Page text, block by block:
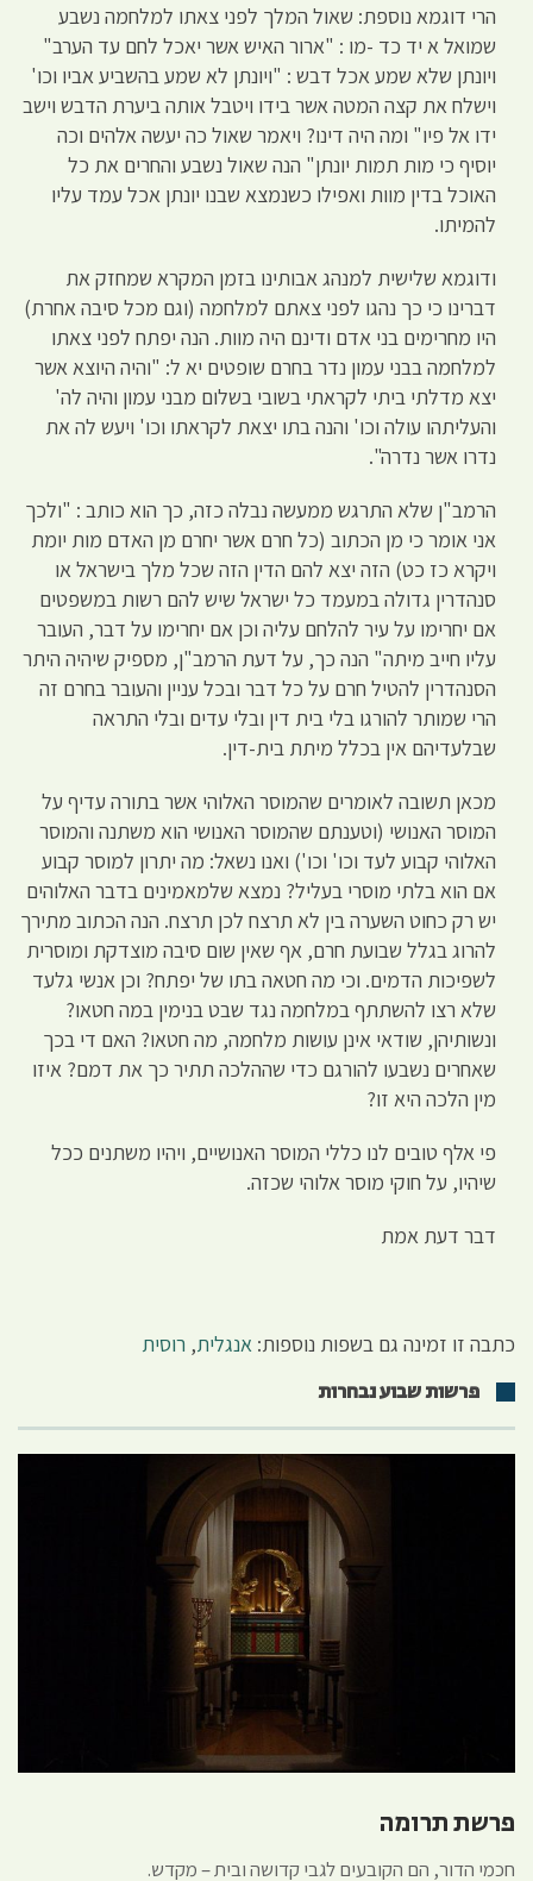
הרי דוגמא נוספת: שאול המלך לפני צאתו למלחמה נשבע
שמואל א יד כד -מו : "ארור האיש אשר יאכל לחם עד הערב"
ויונתן שלא שמע אכל דבש : "ויונתן לא שמע בהשביע אביו וכו'
וישלח את קצה המטה אשר בידו ויטבל אותה ביערת הדבש וישב
ידו אל פיו" ומה היה דינו? ויאמר שאול כה יעשה אלהים וכה
יוסיף כי מות תמות יונתן" הנה שאול נשבע והחרים את כל
האוכל בדין מוות ואפילו כשנמצא שבנו יונתן אכל עמד עליו
להמיתו.
ודוגמא שלישית למנהג אבותינו בזמן המקרא שמחזק את
דברינו כי כך נהגו לפני צאתם למלחמה (וגם מכל סיבה אחרת)
היו מחרימים בני אדם ודינם היה מוות. הנה יפתח לפני צאתו
למלחמה בבני עמון נדר בחרם שופטים יא ל: "והיה היוצא אשר
יצא מדלתי ביתי לקראתי בשובי בשלום מבני עמון והיה לה'
והעליתהו עולה וכו' והנה בתו יצאת לקראתו וכו' ויעש לה את
נדרו אשר נדרה".
הרמב"ן שלא התרגש ממעשה נבלה כזה, כך הוא כותב : "ולכך
אני אומר כי מן הכתוב (כל חרם אשר יחרם מן האדם מות יומת
ויקרא כז כט) הזה יצא להם הדין הזה שכל מלך בישראל או
סנהדרין גדולה במעמד כל ישראל שיש להם רשות במשפטים
אם יחרימו על עיר להלחם עליה וכן אם יחרימו על דבר, העובר
עליו חייב מיתה" הנה כך, על דעת הרמב"ן, מספיק שיהיה היתר
הסנהדרין להטיל חרם על כל דבר ובכל עניין והעובר בחרם זה
הרי שמותר להורגו בלי בית דין ובלי עדים ובלי התראה
שבלעדיהם אין בכלל מיתת בית-דין.
מכאן תשובה לאומרים שהמוסר האלוהי אשר בתורה עדיף על
המוסר האנושי (וטענתם שהמוסר האנושי הוא משתנה והמוסר
האלוהי קבוע לעד וכו' וכו') ואנו נשאל: מה יתרון למוסר קבוע
אם הוא בלתי מוסרי בעליל? נמצא שלמאמינים בדבר האלוהים
יש רק כחוט השערה בין לא תרצח לכן תרצח. הנה הכתוב מתירך
להרוג בגלל שבועת חרם, אף שאין שום סיבה מוצדקת ומוסרית
לשפיכות הדמים. וכי מה חטאה בתו של יפתח? וכן אנשי גלעד
שלא רצו להשתתף במלחמה נגד שבט בנימין במה חטאו?
ונשותיהן, שודאי אינן עושות מלחמה, מה חטאו? האם די בכך
שאחרים נשבעו להורגם כדי שההלכה תתיר כך את דמם? איזו
מין הלכה היא זו?
פי אלף טובים לנו כללי המוסר האנושיים, ויהיו משתנים ככל
שיהיו, על חוקי מוסר אלוהי שכזה.
דבר דעת אמת
כתבה זו זמינה גם בשפות נוספות: אנגלית, רוסית
פרשות שבוע נבחרות
פרשת תרומה
חכמי הדור, הם הקובעים לגבי קדושה ובית – מקדש.